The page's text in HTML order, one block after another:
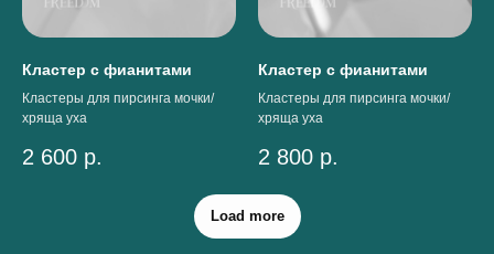
Кластер с фианитами
Кластеры для пирсинга мочки/
хряща уха
2 600 р.
Кластер с фианитами
Кластеры для пирсинга мочки/
хряща уха
2 800 р.
Load more